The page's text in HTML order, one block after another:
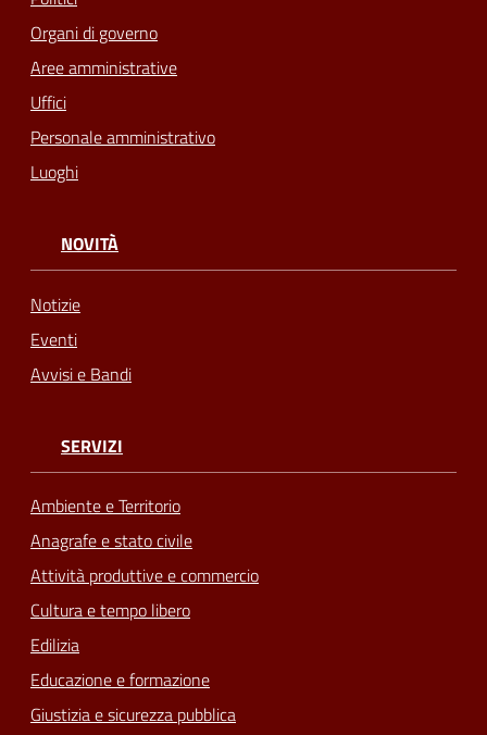
Organi di governo
Aree amministrative
Uffici
Personale amministrativo
Luoghi
NOVITÀ
Notizie
Eventi
Avvisi e Bandi
SERVIZI
Ambiente e Territorio
Anagrafe e stato civile
Attività produttive e commercio
Cultura e tempo libero
Edilizia
Educazione e formazione
Giustizia e sicurezza pubblica